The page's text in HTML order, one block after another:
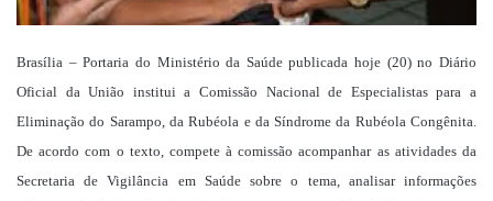
Brasília – Portaria do Ministério da Saúde publicada hoje (20) no Diário
Oficial da União institui a Comissão Nacional de Especialistas para a
Eliminação do Sarampo, da Rubéola e da Síndrome da Rubéola Congênita.
De acordo com o texto, compete à comissão acompanhar as atividades da
Secretaria de Vigilância em Saúde sobre o tema, analisar informações